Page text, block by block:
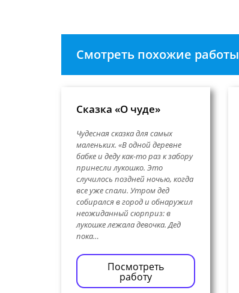
Смотреть похожие работы
Сказка «О чуде»
Чудесная сказка для самых
маленьких. «В одной деревне
бабке и деду как-то раз к забору
принесли лукошко. Это
случилось поздней ночью, когда
все уже спали. Утром дед
собирался в город и обнаружил
неожиданный сюрприз: в
лукошке лежала девочка. Дед
пока…
Посмотреть
работу